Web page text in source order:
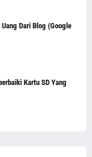
Dari Blog (Google
Kartu SD Yang